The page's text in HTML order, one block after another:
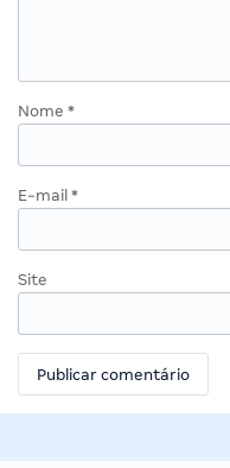
Nome *
E-mail *
Site